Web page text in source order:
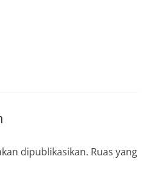
dipublikasikan. Ruas yang